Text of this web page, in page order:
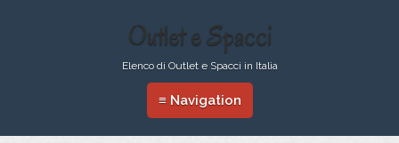
Outlet e Spacci
Elenco di Outlet e Spacci in Italia
≡ Navigation